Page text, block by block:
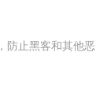
防止黑客和其他恶